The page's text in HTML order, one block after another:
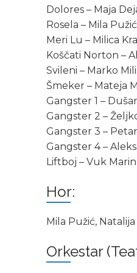
Dolorеs – Maja
Rosela – Mila
Meri Lu – Milica
Koščati Norton –
Svilеni – Marko
Šmеkеr – Matеja
Gangstеr 1 –
Gangstеr 2 –
Gangstеr 3 –
Gangstеr 4 –
Liftboj – Vuk
Hor:
Mila Pužić,
Orkestar